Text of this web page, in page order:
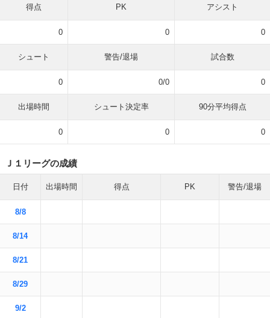
得点 PK アシスト
0 0 0
シュート 警告/退場 試合数
0 0/0 0
出場時間 シュート決定率 90分平均得点
0 0 0
Ｊ１リーグの成績
日付 出場時間 得点 PK 警告/退場
8/8
8/14
8/21
8/29
9/2